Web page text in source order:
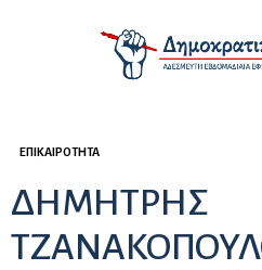
ΕΠΙΚΑΙΡΌΤΗΤΑ
ΔΗΜΗΤΡΗΣ